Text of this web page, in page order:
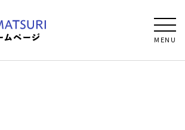
MENU